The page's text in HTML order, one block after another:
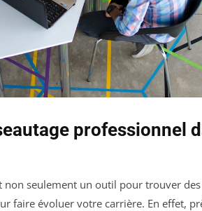
professionnel
non seulement un outil pour trouver
faire évoluer votre carrière. En effet,